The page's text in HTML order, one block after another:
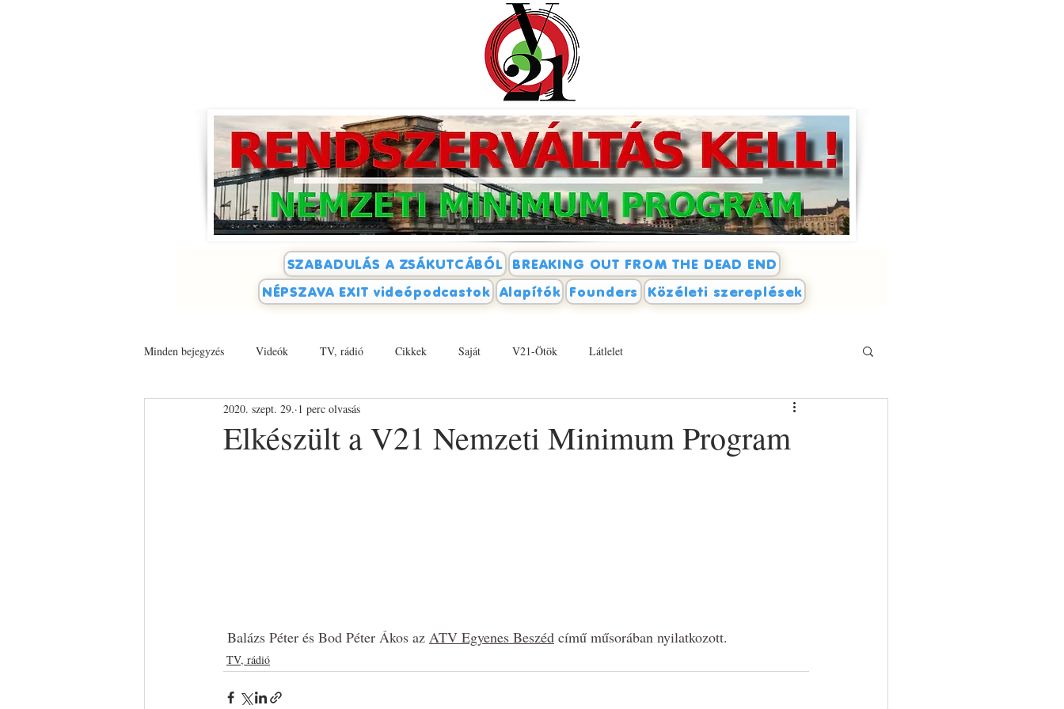
SZABADULÁS A ZSÁKUTCÁBÓL BREAKING OUT FROM THE DEAD END
NÉPSZAVA EXIT videópodcastok Alapítók Founders Közéleti szereplések
Minden bejegyzés Videók TV, rádió Cikkek Saját V21-Ötök Látlelet
Elkészült a V21 Nemzeti Minimum Program
2020. szept. 29. 1 perc olvasás
Balázs Péter és Bod Péter Ákos az ATV Egyenes Beszéd című műsorában nyilatkozott.
TV, rádió